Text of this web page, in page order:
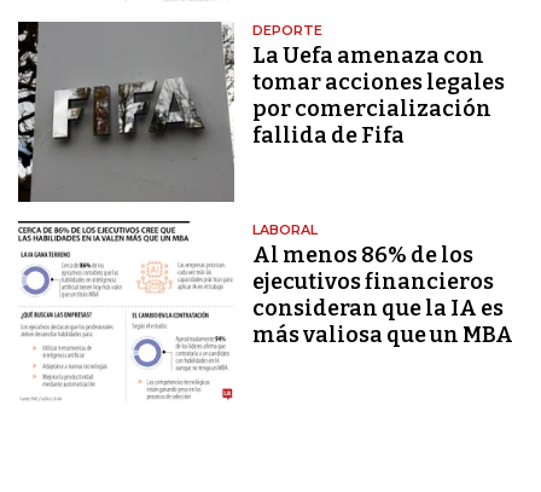
DEPORTE
La Uefa amenaza con
tomar acciones legales
por comercialización
fallida de Fifa
LABORAL
Al menos 86% de los
ejecutivos financieros
consideran que la IA es
más valiosa que un MBA